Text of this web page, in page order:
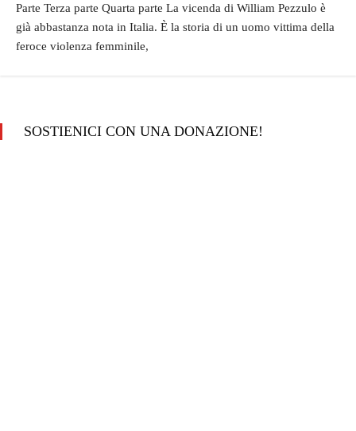
Parte Terza parte Quarta parte La vicenda di William Pezzulo è
già abbastanza nota in Italia. È la storia di un uomo vittima della
feroce violenza femminile,
SOSTIENICI CON UNA DONAZIONE!